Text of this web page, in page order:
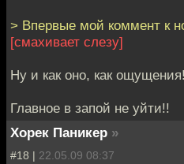
> Впервые мой коммент к
[смахивает слезу]
Ну и как оно, как
Главное в запой не уйти!!
Хорек Паникер »
#18 | 22.05.09 08:37